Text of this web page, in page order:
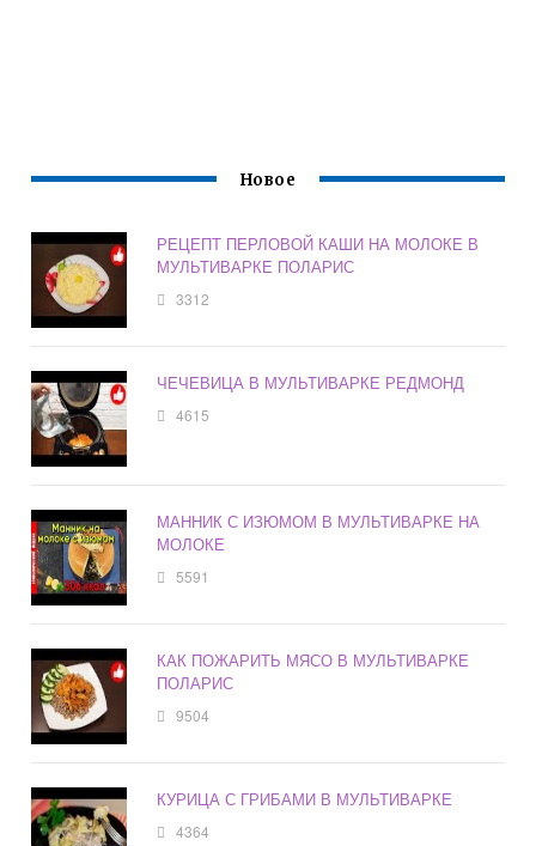
Новое
РЕЦЕПТ ПЕРЛОВОЙ КАШИ НА МОЛОКЕ В
МУЛЬТИВАРКЕ ПОЛАРИС
3312
ЧЕЧЕВИЦА В МУЛЬТИВАРКЕ РЕДМОНД
4615
МАННИК С ИЗЮМОМ В МУЛЬТИВАРКЕ НА
МОЛОКЕ
5591
КАК ПОЖАРИТЬ МЯСО В МУЛЬТИВАРКЕ
ПОЛАРИС
9504
КУРИЦА С ГРИБАМИ В МУЛЬТИВАРКЕ
4364